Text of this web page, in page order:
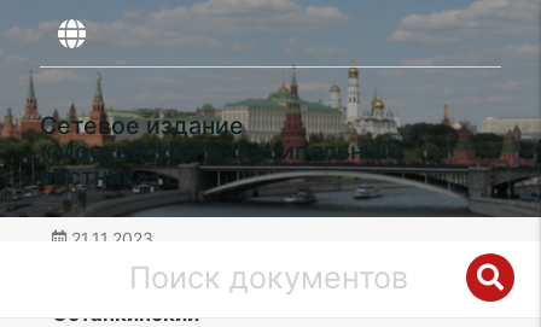
Сетевое издание
«Московский муниципальный
вестник»
21.11.2023
СВАО | Муниципальный округ
Останкинский